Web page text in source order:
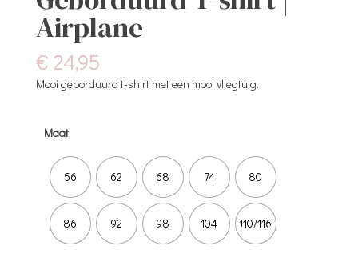
Airplane
€ 24,95
Mooi geborduurd t-shirt met een mooi vliegtuig.
Maat
56 62 68 74 80
86 92 98 104 110/116